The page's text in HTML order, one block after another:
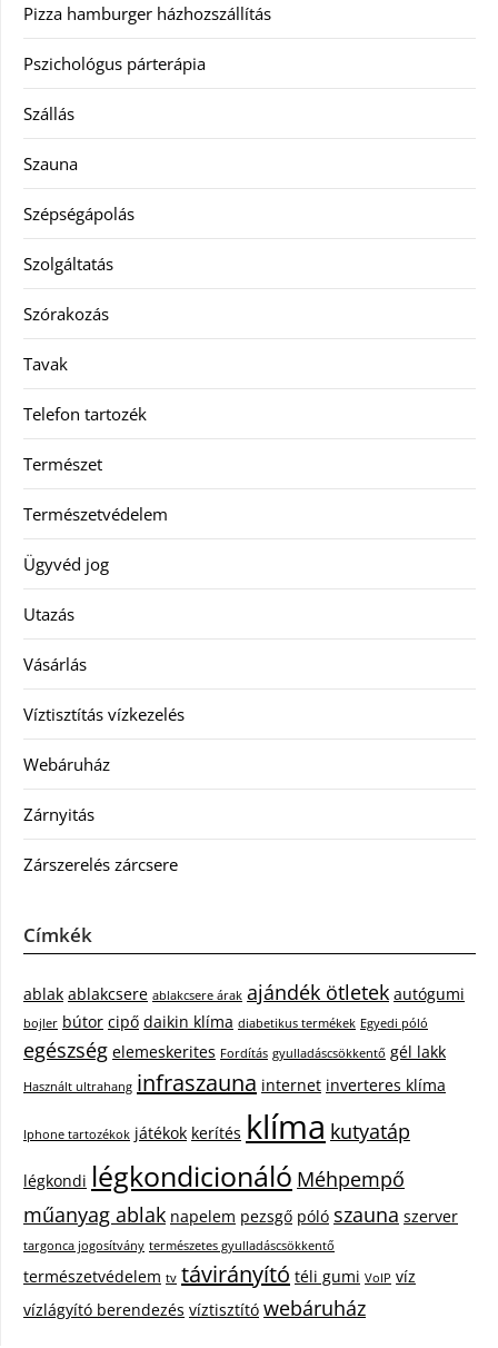
Pizza hamburger házhozszállítás
Pszichológus párterápia
Szállás
Szauna
Szépségápolás
Szolgáltatás
Szórakozás
Tavak
Telefon tartozék
Természet
Természetvédelem
Ügyvéd jog
Utazás
Vásárlás
Víztisztítás vízkezelés
Webáruház
Zárnyitás
Zárszerelés zárcsere
Címkék
ablak ablakcsere ablakcsere árak ajándék ötletek autógumi
bojler bútor cipő daikin klíma diabetikus termékek Egyedi póló
egészség elemeskerites Fordítás gyulladáscsökkentő gél lakk
Használt ultrahang infraszauna internet inverteres klíma
Iphone tartozékok játékok kerítés klíma kutyatáp
légkondi légkondicionáló Méhpempő
műanyag ablak napelem pezsgő póló szauna szerver
targonca jogosítvány természetes gyulladáscsökkentő
természetvédelem tv távirányító téli gumi VoIP víz
vízlágyító berendezés víztisztító webáruház